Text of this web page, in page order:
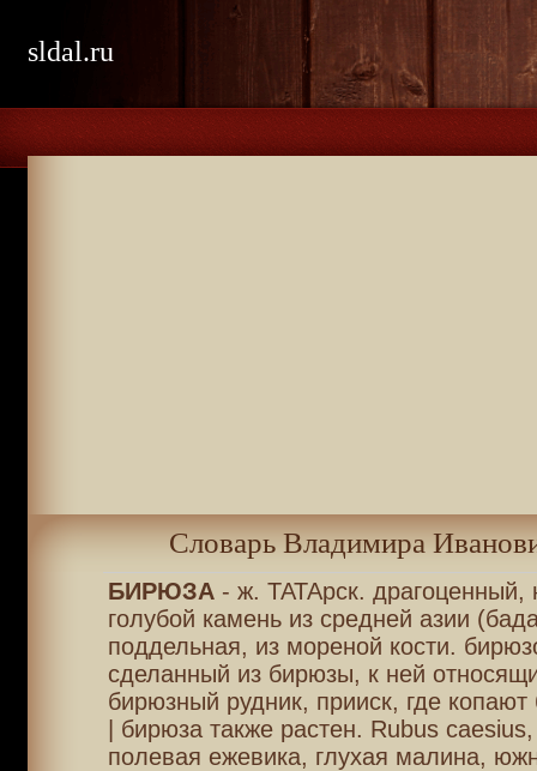
sldal.ru
Словарь Владимира
БИРЮЗА- ж. ТАТАрск. драгоценный,
голубой камень из средней азии
поддельная, из мореной кости.
сделанный из бирюзы, к ней
бирюзный рудник, прииск, где копают
| бирюза также растен. Rubus
полевая ежевика, глухая малина,